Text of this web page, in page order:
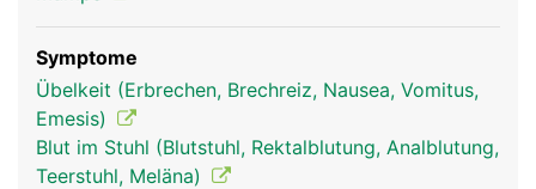
Symptome
Übelkeit (Erbrechen, Brechreiz, Nausea, Vomitus,
Emesis)
Blut im Stuhl (Blutstuhl, Rektalblutung, Analblutung,
Teerstuhl, Meläna)